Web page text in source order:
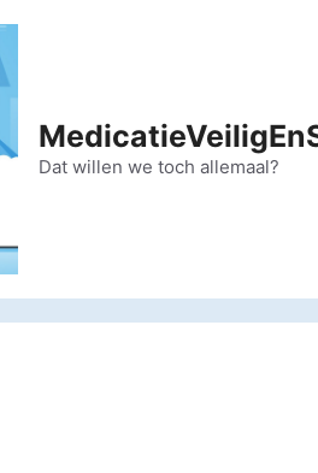
Dat willen we toch allemaal?